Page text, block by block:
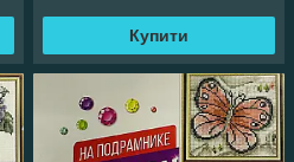
Купити